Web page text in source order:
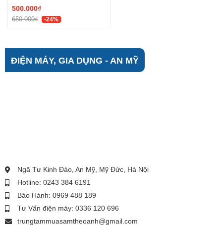
500.000₫
650.000₫ -24%
ĐIỆN MÁY, GIA DỤNG - AN MỸ
Ngã Tư Kinh Đào, An Mỹ, Mỹ Đức, Hà Nội
Hotline: 0243 384 6191
Bảo Hành: 0969 488 189
Tư Vấn điện máy: 0336 120 696
trungtammuasamtheoanh@gmail.com